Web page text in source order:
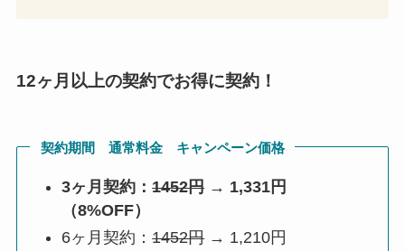
12ヶ月以上の契約でお得に契約！
契約期間 通常料金 キャンペーン価格
3ヶ月契約：1452円→ 1,331円
（8%OFF）
6ヶ月契約：1452円→ 1,210円